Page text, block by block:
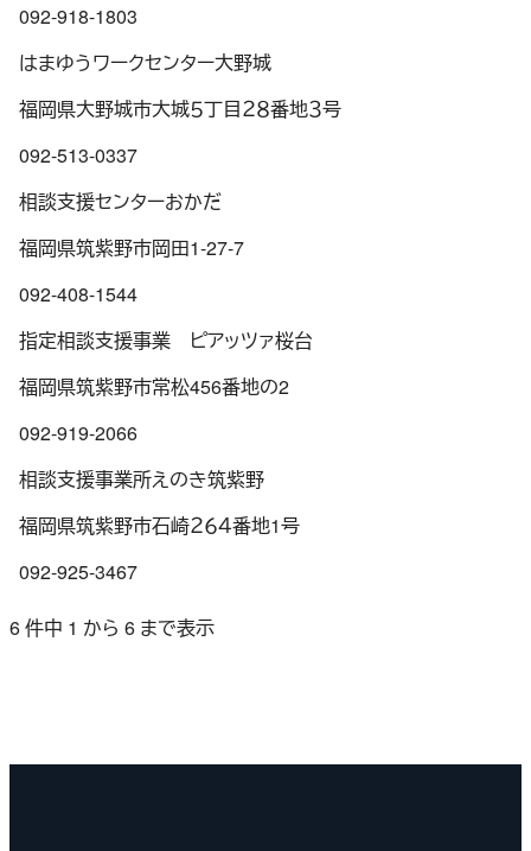
092-918-1803
はまゆうワークセンター大野城
福岡県大野城市大城５丁目２８番地３号
092-513-0337
相談支援センターおかだ
福岡県筑紫野市岡田1-27-7
092-408-1544
指定相談支援事業 ピアッツァ桜台
福岡県筑紫野市常松456番地の2
092-919-2066
相談支援事業所えのき筑紫野
福岡県筑紫野市石崎２６４番地1号
092-925-3467
6 件中 1 から 6 まで表示